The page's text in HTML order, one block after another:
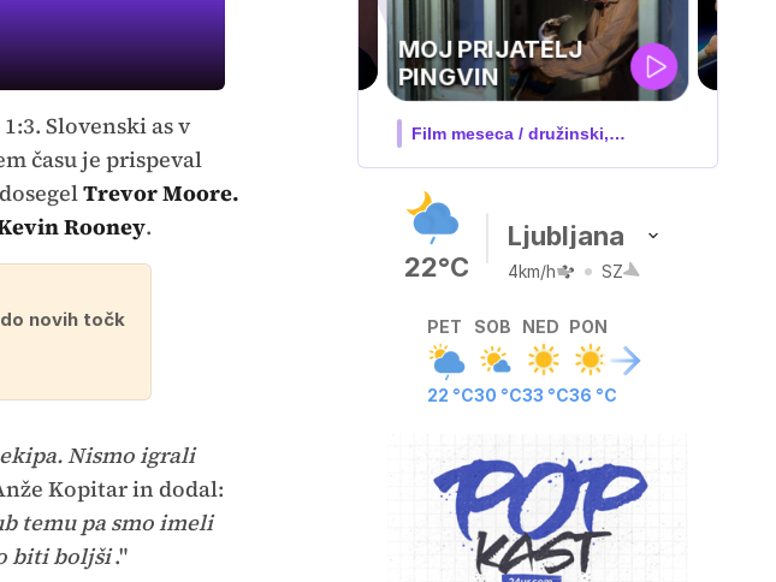
Slovenski as v
času je prispeval
Trevor Moore.
Rooney.
novih točk
Nismo igrali
Kopitar in dodal:
temu pa smo imeli
biti boljši."
Film meseca / družinski,
pustolovski
UEFA
SUPERPOKAL
V živo na VOYO: sreda ob 20.30
22°C
Ljubljana
4km/h SZ
PET
22 °C
SOB
30 °C
NED
33 °C
PON
36 °C